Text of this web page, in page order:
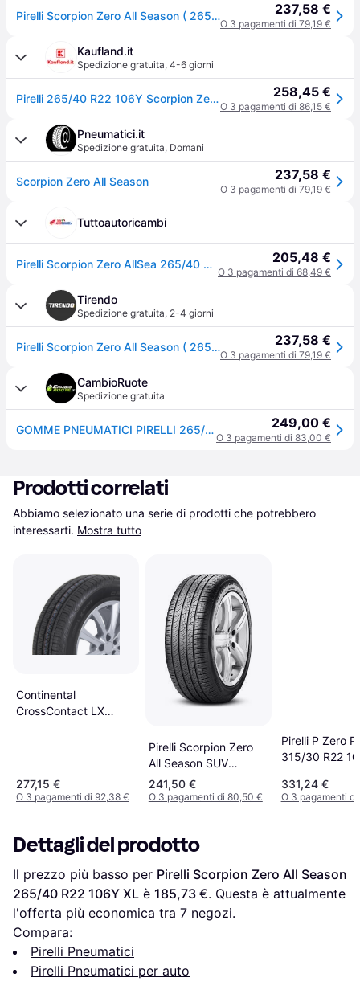
Pirelli Scorpion Zero All Season ( 265/40 R22 106Y XL J, LR, con protezione del cerchio (MFS) ) 237,58 €
O 3 pagamenti di 79,19 €
Kaufland.it
Spedizione gratuita, 4-6 giorni
Pirelli 265/40 R22 106Y Scorpion Zero All Season (J)(Lr) Xl 258,45 €
O 3 pagamenti di 86,15 €
Pneumatici.it
Spedizione gratuita, Domani
Scorpion Zero All Season 237,58 €
O 3 pagamenti di 79,19 €
Tuttoautoricambi
Pirelli Scorpion Zero AllSea 265/40 R22 106Y auto Pneumatici estivi Pneumatici 2689700 205,48 €
O 3 pagamenti di 68,49 €
Tirendo
Spedizione gratuita, 2-4 giorni
Pirelli Scorpion Zero All Season ( 265/40 R22 106Y XL J, LR, con protezione del cerchio (MFS) ) 237,58 €
O 3 pagamenti di 79,19 €
CambioRuote
Spedizione gratuita
GOMME PNEUMATICI PIRELLI 265/40 R22 106Y SCORPION ZERO ALL SEASON (J)(LR) XL 249,00 €
O 3 pagamenti di 83,00 €
Prodotti correlati
Abbiamo selezionato una serie di prodotti che potrebbero
interessarti. Mostra tutto
Continental
CrossContact LX
277,15 €
O 3 pagamenti di 92,38 €
Pirelli Scorpion Zero
All Season SUV
265/40 R22 106Y XL
PNCS
241,50 €
O 3 pagamenti di 80,50 €
Pirelli P Zero
315/30 R22
331,24 €
O 3 pagamenti di
Dettagli del prodotto
Il prezzo più basso per Pirelli Scorpion Zero All Season
265/40 R22 106Y XL è 185,73 €. Questa è attualmente
l'offerta più economica tra 7 negozi.
Compara:
Pirelli Pneumatici
Pirelli Pneumatici per auto